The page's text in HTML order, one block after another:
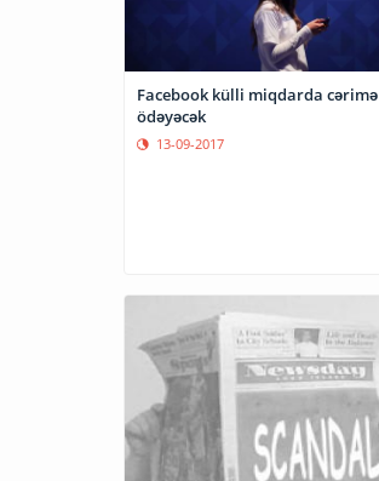
Facebook külli miqdarda cərimə
ödəyəcək
13-09-2017